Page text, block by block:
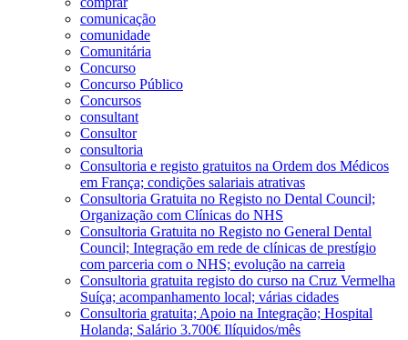
comunicação
comunidade
Comunitária
Concurso
Concurso Público
Concursos
consultant
Consultor
consultoria
Consultoria e registo gratuitos na Ordem dos Médicos
em França; condições salariais atrativas
Consultoria Gratuita no Registo no Dental Council;
Organização com Clínicas do NHS
Consultoria Gratuita no Registo no General Dental
Council; Integração em rede de clínicas de prestígio
com parceria com o NHS; evolução na carreia
Consultoria gratuita registo do curso na Cruz Vermelha
Suíça; acompanhamento local; várias cidades
Consultoria gratuita; Apoio na Integração; Hospital
Holanda; Salário 3.700€ Ilíquidos/mês